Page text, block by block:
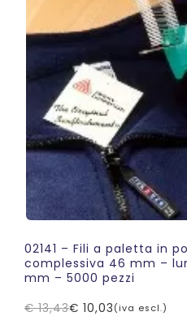
02141 – Fili a paletta in
complessiva 46 mm –
mm – 5000 pezzi
€13,43
Il
€ 10,03
Il
(iva escl.)